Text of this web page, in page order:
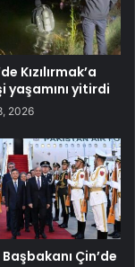
Kızılırmak’a
yaşamını yitirdi
2026
Çin’de